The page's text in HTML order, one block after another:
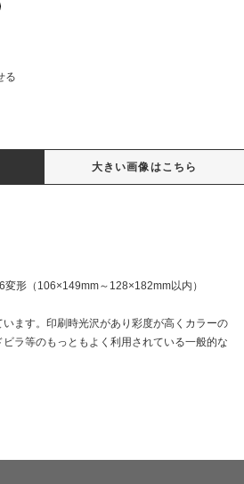
る
大きい画像はこちら
形（106×149mm～128×182mm以内）
ます。印刷時光沢があり彩度が高くカラーの
ラ等のもっともよく利用されている一般的な